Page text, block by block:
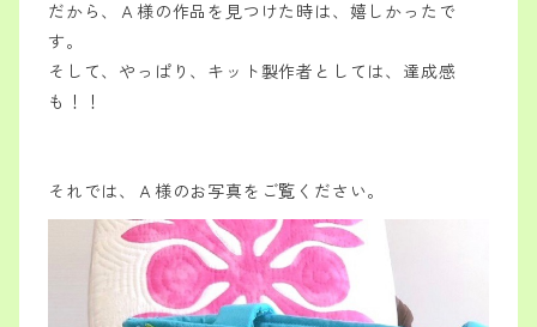
だから、Ａ様の作品を見つけた時は、嬉しかったで
す。
そして、やっぱり、キット製作者としては、達成感
も！！
それでは、Ａ様のお写真をご覧ください。